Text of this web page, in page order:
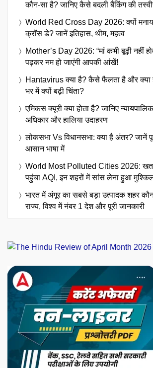
कौन-सा है? जानिए कैसे बदली बैंकिंग की
World Red Cross Day 2026: क्यों
क्रॉस डे? जानें इतिहास, थीम, महत्व
Mother’s Day 2026: “मां कभी बूढ़ी नहीं
पढ़कर नम हो जाएंगी आपकी आंखें!
Hantavirus क्या है? कैसे फैलता है और क्या
भर में क्यों बढ़ी चिंता?
एमिकस क्यूरी क्या होता है? जानिए
अधिकार और हालिया उदाहरण
लोकसभा Vs विधानसभा: क्या है अंतर? जानें
आसान भाषा में
World Most Polluted Cities 2026:
पहुंचा AQI, इन शहरों में सांस लेना हुआ
भारत में अंगूर का सबसे बड़ा उत्पादक शहर
राज्य, विश्व में नंबर 1 देश और पूरी जानकारी